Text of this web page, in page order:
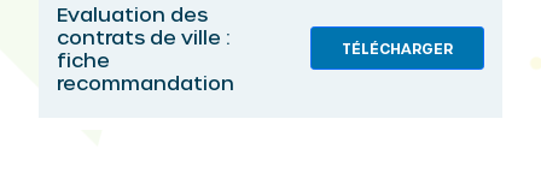
Evaluation des
contrats de ville :
fiche
recommandation
TÉLÉCHARGER